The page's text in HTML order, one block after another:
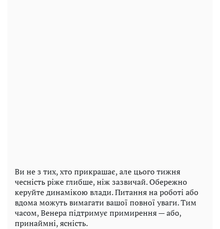
Ви не з тих, хто прикрашає, але цього тижня
чесність ріже глибше, ніж зазвичай. Обережно
керуйте динамікою влади. Питання на роботі або
вдома можуть вимагати вашої повної уваги. Тим
часом, Венера підтримує примирення — або,
принаймні, ясність.